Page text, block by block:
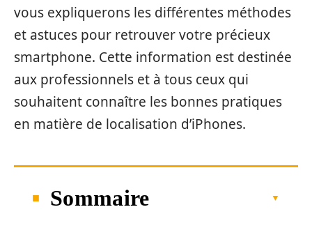
vous expliquerons les différentes méthodes
et astuces pour retrouver votre précieux
smartphone. Cette information est destinée
aux professionnels et à tous ceux qui
souhaitent connaître les bonnes pratiques
en matière de localisation d’iPhones.
Sommaire